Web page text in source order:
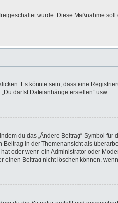
wurde. Diese Maßnahme
Es könnte sein, dass eine
darfst Dateianhänge erstellen“ usw.
du das „Ändere Beitrag“-Symbol für
in der Themenansicht als
oder wenn ein Administrator oder
Beitrag nicht löschen können,